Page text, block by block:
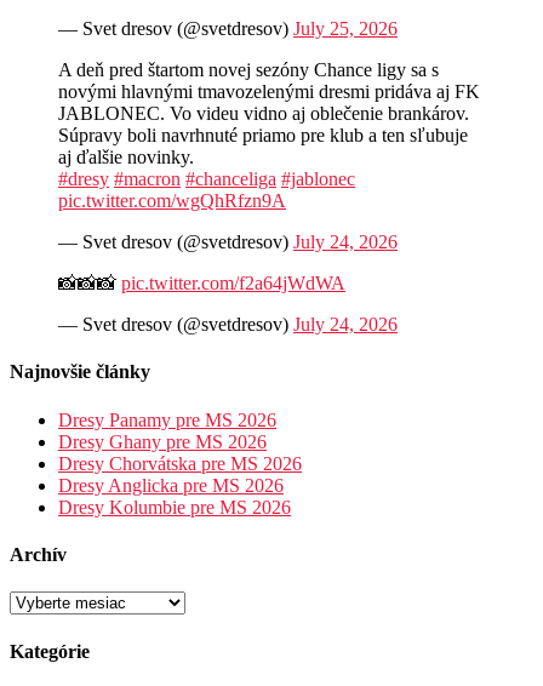
— Svet dresov (@svetdresov) July 25, 2026
A deň pred štartom novej sezóny Chance ligy sa s
novými hlavnými tmavozelenými dresmi pridáva aj FK
JABLONEC. Vo videu vidno aj oblečenie brankárov.
Súpravy boli navrhnuté priamo pre klub a ten sľubuje
aj ďalšie novinky.
#dresy #macron #chanceliga #jablonec
pic.twitter.com/wgQhRfzn9A
— Svet dresov (@svetdresov) July 24, 2026
📸📸📸 pic.twitter.com/f2a64jWdWA
— Svet dresov (@svetdresov) July 24, 2026
Najnovšie články
Dresy Panamy pre MS 2026
Dresy Ghany pre MS 2026
Dresy Chorvátska pre MS 2026
Dresy Anglicka pre MS 2026
Dresy Kolumbie pre MS 2026
Archív
Archív
Kategórie